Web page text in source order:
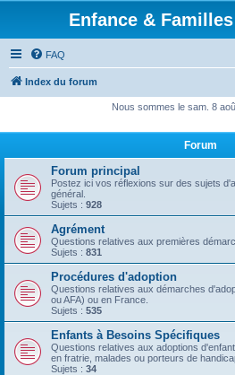
Enfance &
FAQ
Index du forum
Nous sommes le sam. 8
Forum
Forum principal
Postez ici vos réflexions sur des sujets
général.
Sujets : 928
Agrément
Questions relatives aux premières
Sujets : 831
Procédures d'adoption
Questions relatives aux démarches
ou AFA) ou en France.
Sujets : 535
Enfants à Besoins Spécifiques
Questions relatives aux adoptions
en fratrie, malades ou porteurs de
Sujets : 34